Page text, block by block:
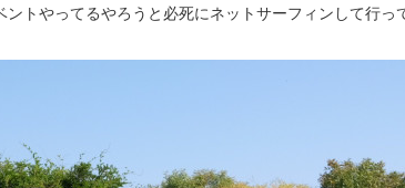
トやってるやろうと必死にネットサーフィンして行っ